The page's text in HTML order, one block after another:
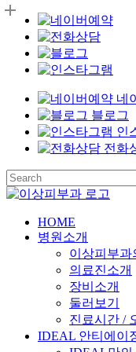
네
블로그
인
전화
Skip
to
main
content
Close
Menu
HOME
병원소개
이상피부과
의료진소개
장비소개
둘러보기
진료시간 /
IDEAL 안티에이